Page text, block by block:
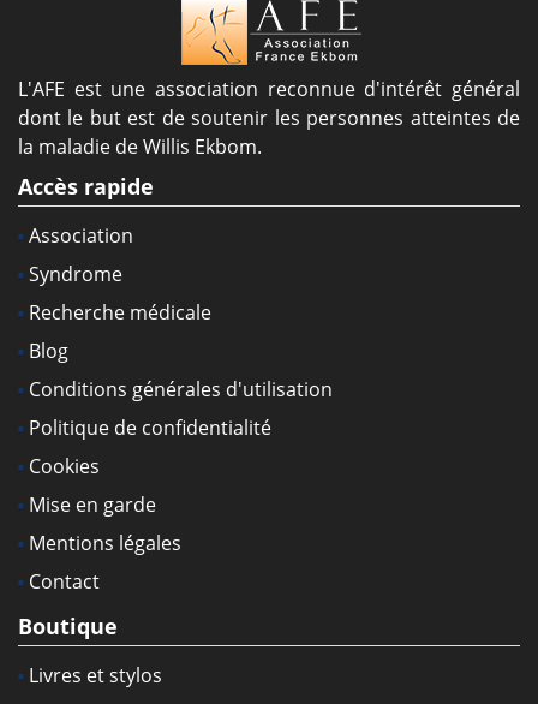
L'AFE est une association reconnue d'intérêt général
dont le but est de soutenir les personnes atteintes de
la maladie de Willis Ekbom.
Accès rapide
Association
Syndrome
Recherche médicale
Blog
Conditions générales d'utilisation
Politique de confidentialité
Cookies
Mise en garde
Mentions légales
Contact
Boutique
Livres et stylos